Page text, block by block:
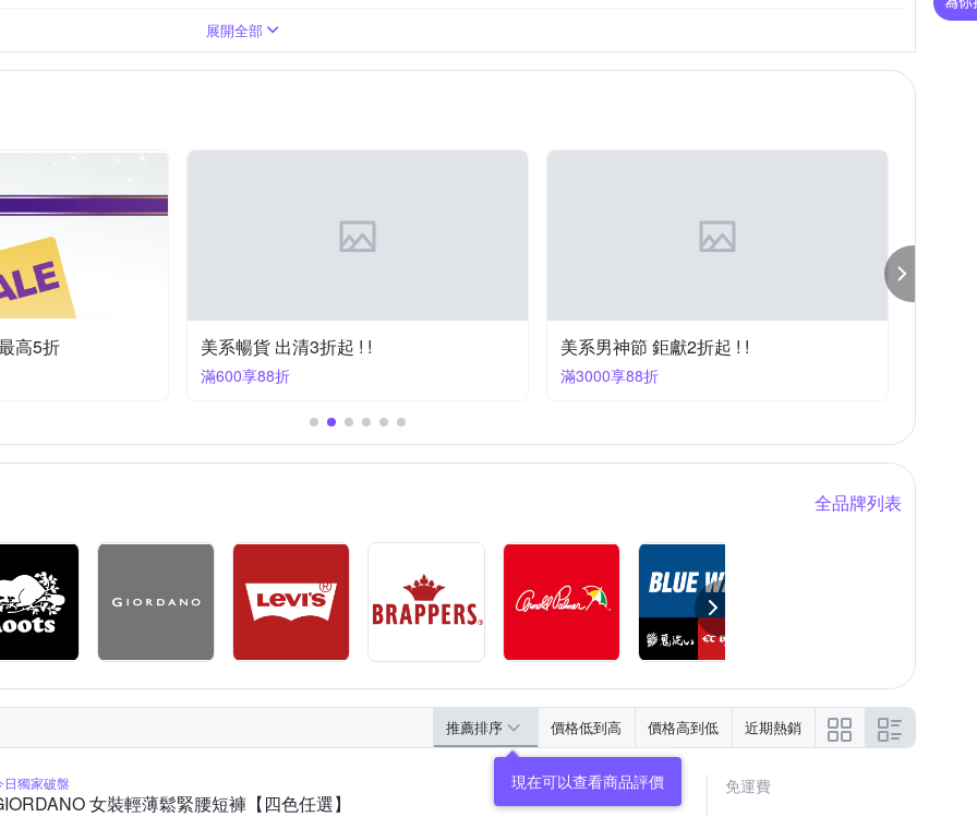
夢特嬌
Michael Kors NASA SPACE National Geographic 國家地理 NAUTICA
NO FEAR
EU44 EU45
29腰
31腰 33腰 28腰 Free 27腰 25腰 35腰 26腰 24腰 40腰
23腰
連帽外套
直筒連帽
牛仔
展開全部
高5折 美系暢貨 出清3折起 ! !
滿600享88折
美系男神節 鉅獻2折起 ! !
滿3000享88折
全品牌列表
推薦排序 價格低到高 價格高到低 近期熱銷
日獨家破盤
女裝輕薄鬆緊腰短褲【四色任選】
免運費